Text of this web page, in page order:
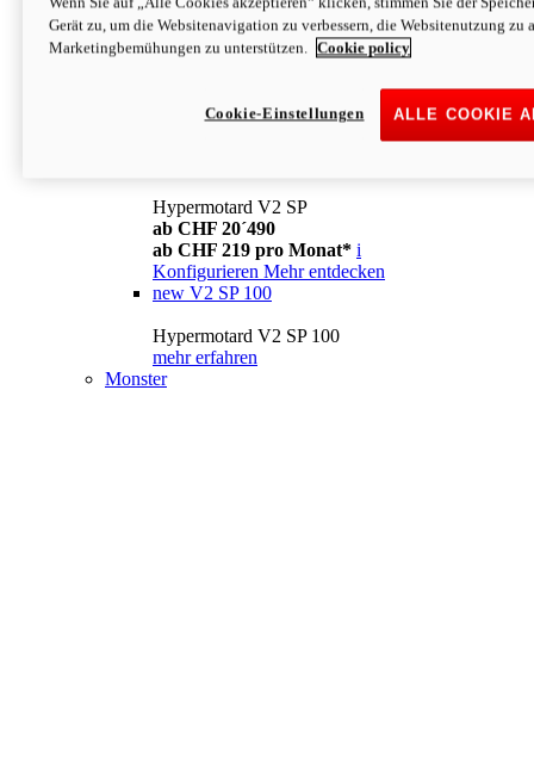
Konfigurieren Mehr entdecken
newV2
ab CHF 169 pro Monat* i
Mehr entdecken
Hypermotard V2 SP
ab CHF 20´490
ab CHF 219 pro Monat* i
Konfigurieren Mehr entdecken
new V2 SP 100
Hypermotard V2 SP 100
mehr erfahren
Monster
Gerät zu, um die Websitenavigation zu verbessern, die Websitenutzung zu
Marketingbemühungen zu unterstützen.
Cookie policy
ALLE COOKIE
Cookie-Einstellungen